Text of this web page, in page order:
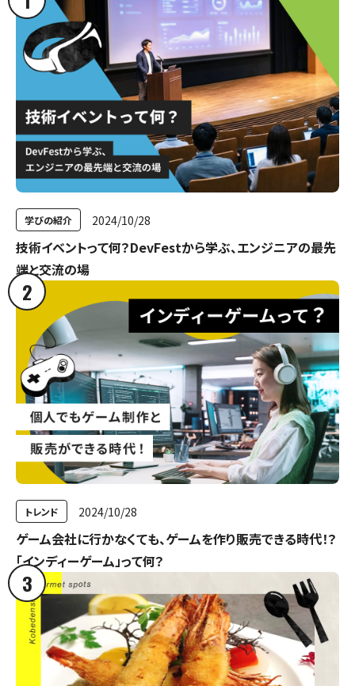
学びの紹介 2024/10/28
技術イベントって何？DevFestから学ぶ、エンジニアの最先
端と交流の場
2
トレンド 2024/10/28
ゲーム会社に行かなくても、ゲームを作り販売できる時代！？
「インディーゲーム」って何？
3